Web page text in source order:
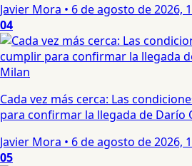
Javier Mora • 6 de agosto de 2026,
04
Cada vez más cerca: Las
para confirmar la llegada de Darío
Javier Mora • 6 de agosto de 2026,
05